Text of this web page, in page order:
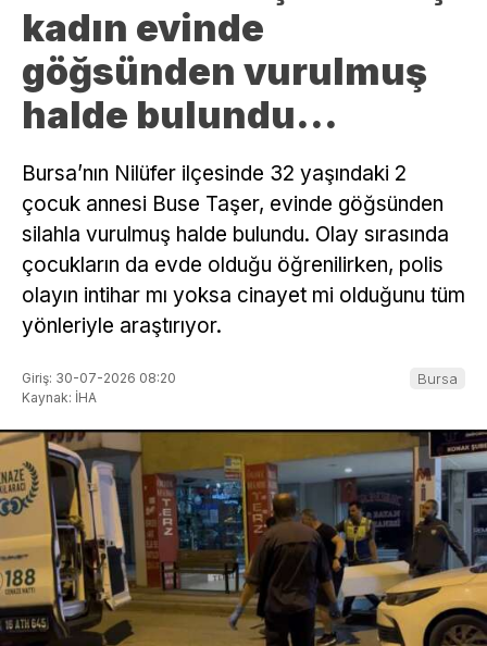
kadın evinde
göğsünden vurulmuş
halde bulundu…
Bursa’nın Nilüfer ilçesinde 32 yaşındaki 2
çocuk annesi Buse Taşer, evinde göğsünden
silahla vurulmuş halde bulundu. Olay sırasında
çocukların da evde olduğu öğrenilirken, polis
olayın intihar mı yoksa cinayet mi olduğunu tüm
yönleriyle araştırıyor.
Giriş: 30-07-2026 08:20
Kaynak: İHA
Bursa